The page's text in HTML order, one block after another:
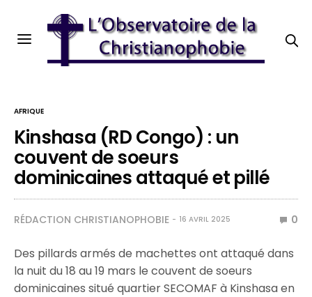
AFRIQUE
Kinshasa (RD Congo) : un
couvent de soeurs
dominicaines attaqué et pillé
RÉDACTION CHRISTIANOPHOBIE 16 AVRIL 2025 0
Des pillards armés de machettes ont attaqué dans
la nuit du 18 au 19 mars le couvent de soeurs
dominicaines situé quartier SECOMAF à Kinshasa en